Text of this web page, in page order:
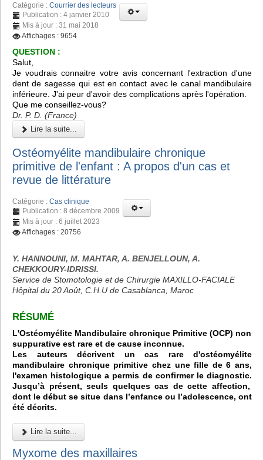
Catégorie : Courrier des lecteurs
Publication : 4 janvier 2010
Mis à jour : 31 mai 2018
Affichages : 9654
QUESTION :
Salut,
Je voudrais connaitre votre avis concernant l'extraction d'une
dent de sagesse qui est en contact avec le canal mandibulaire
inférieure. J'ai peur d'avoir des complications après l'opération.
Que me conseillez-vous?
Dr. P. D. (France)
Lire la suite...
Ostéomyélite mandibulaire chronique
primitive de l'enfant : A propos d'un cas et
revue de littérature
Catégorie : Cas clinique
Publication : 8 décembre 2009
Mis à jour : 6 juillet 2023
Affichages : 20756
Y. HANNOUNI, M. MAHTAR, A. BENJELLOUN, A.
CHEKKOURY-IDRISSI.
Service de Stomotologie et de Chirurgie MAXILLO-FACIALE
Hôpital du 20 Août, C.H.U de Casablanca, Maroc
RÉSUMÉ
L'Ostéomyélite Mandibulaire chronique Primitive (OCP) non
suppurative est rare et de cause inconnue.
Les auteurs décrivent un cas rare d'ostéomyélite
mandibulaire chronique primitive chez une fille de 6 ans,
l'examen histologique a permis de confirmer le diagnostic.
Jusqu’à présent, seuls quelques cas de cette affection,
dont le début se situe dans l’enfance ou l’adolescence, ont
été décrits.
Lire la suite...
Myxome des maxillaires